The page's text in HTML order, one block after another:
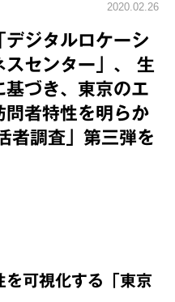
2020.02.26
ジタルロケーシ
スセンター」、 生
づき、東京のエ
問者特性を明らか
者調査」第三弾を
を可視化する「東京